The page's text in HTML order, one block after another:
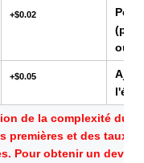
+$0.02
(par
ou
+$0.05
de la complexité du
premières et des taux
Pour obtenir un devis